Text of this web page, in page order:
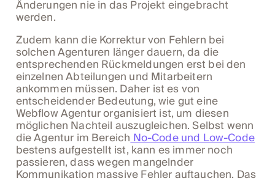
Änderungen nie in das Projekt eingebracht
werden.
Zudem kann die Korrektur von Fehlern bei
solchen Agenturen länger dauern, da die
entsprechenden Rückmeldungen erst bei den
einzelnen Abteilungen und Mitarbeitern
ankommen müssen. Daher ist es von
entscheidender Bedeutung, wie gut eine
Webflow Agentur organisiert ist, um diesen
möglichen Nachteil auszugleichen. Selbst wenn
die Agentur im BereichNo-Code und Low-Code
bestens aufgestellt ist, kann es immer noch
passieren, dass wegen mangelnder
Kommunikation massive Fehler auftauchen. Das